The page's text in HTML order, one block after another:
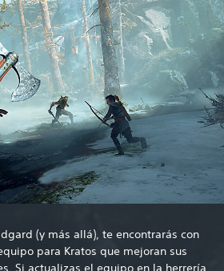
(y más allá), te encontrarás con
para Kratos que mejoran sus
Si actualizas el equipo en la herrería